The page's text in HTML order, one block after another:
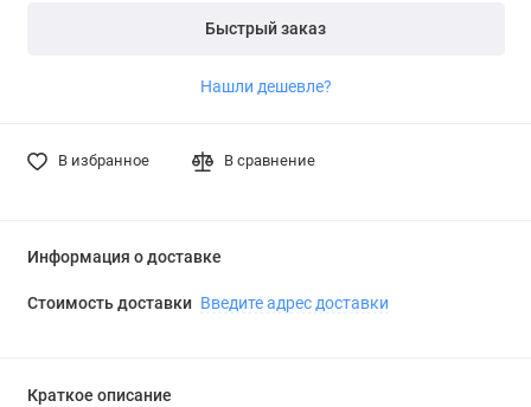
Быстрый заказ
Нашли дешевле?
В избранное В сравнение
Информация о доставке
Стоимость доставки Введите адрес доставки
Краткое описание